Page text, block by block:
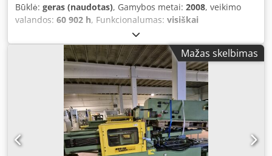
Būklė: geras (naudotas), Gamybos metai: 2008, veikimo
valandos: 60 902 h, Funkcionalumas: visiškai
, mašinos/transporto priemonės numeris:
206087, spaudimo jėga:400 kN, varžto skersmuo:22 mm,
darbinio tūrio:34 cm³ , Parduodama Arburg 270 U 400-70
tipo liejimo mašina. Įrenginys visiškai veikiantis, paruoštas
iškart naudoti. Chsdpjyk Tlaofx Ac Esa Techniniai
duomenys: Pagaminimo metai: 2007-08 Automatinės darbo
valandos: 60 902 h Serijos numeris: 206087 Darbinė
įtampa: 400 V Valdymo įtampa: 230 V (~ 50 Hz) / 24 V
Nominali srovė: 82 A / 39 A Sandarinimo jėga: 400 kN
Kolonų atstumas: 270 mm x 270 mm Įpurškimo mazgo
Mažas skelbimas